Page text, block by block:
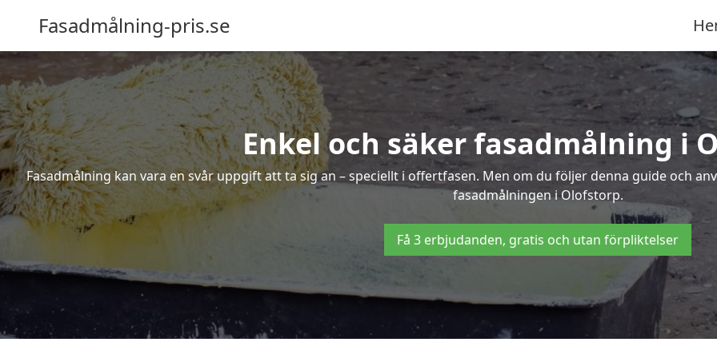
Fasadmålning-pris.se
Enkel och säker fasadmålning i
Fasadmålning kan vara en svår uppgift att ta sig an – speciellt i offertfasen. Men om du följer denna guide och
fasadmålningen i Olofstorp.
Få 3 erbjudanden, gratis och utan förpliktelser